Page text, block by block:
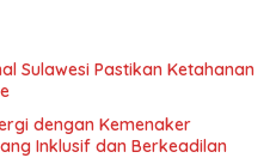
Sulawesi Pastikan Ketahanan
dengan Kemenaker
Inklusif dan Berkeadilan